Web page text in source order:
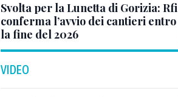
Svolta per la Lunetta di Gorizia: Rfi
conferma l’avvio dei cantieri entro
la fine del 2026
VIDEO